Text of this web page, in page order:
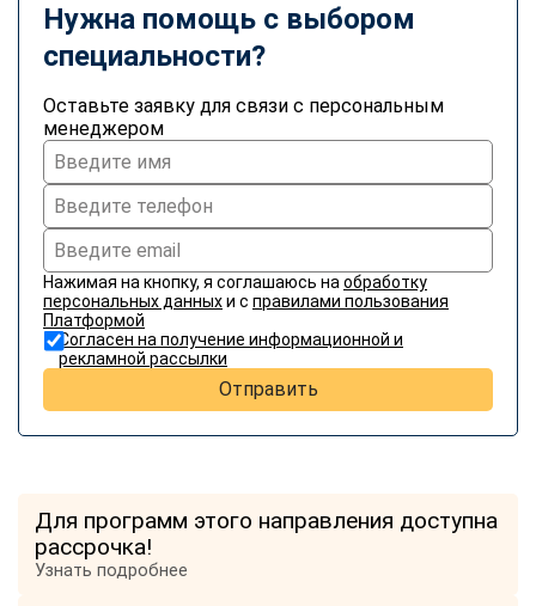
Нужна помощь с выбором
специальности?
Оставьте заявку для связи с персональным
менеджером
Нажимая на кнопку, я соглашаюсь на обработку
персональных данныхи с правилами пользования
Платформой
Согласен на получение информационной и
рекламной рассылки
Отправить
Для программ этого направления доступна
рассрочка!
Узнать подробнее